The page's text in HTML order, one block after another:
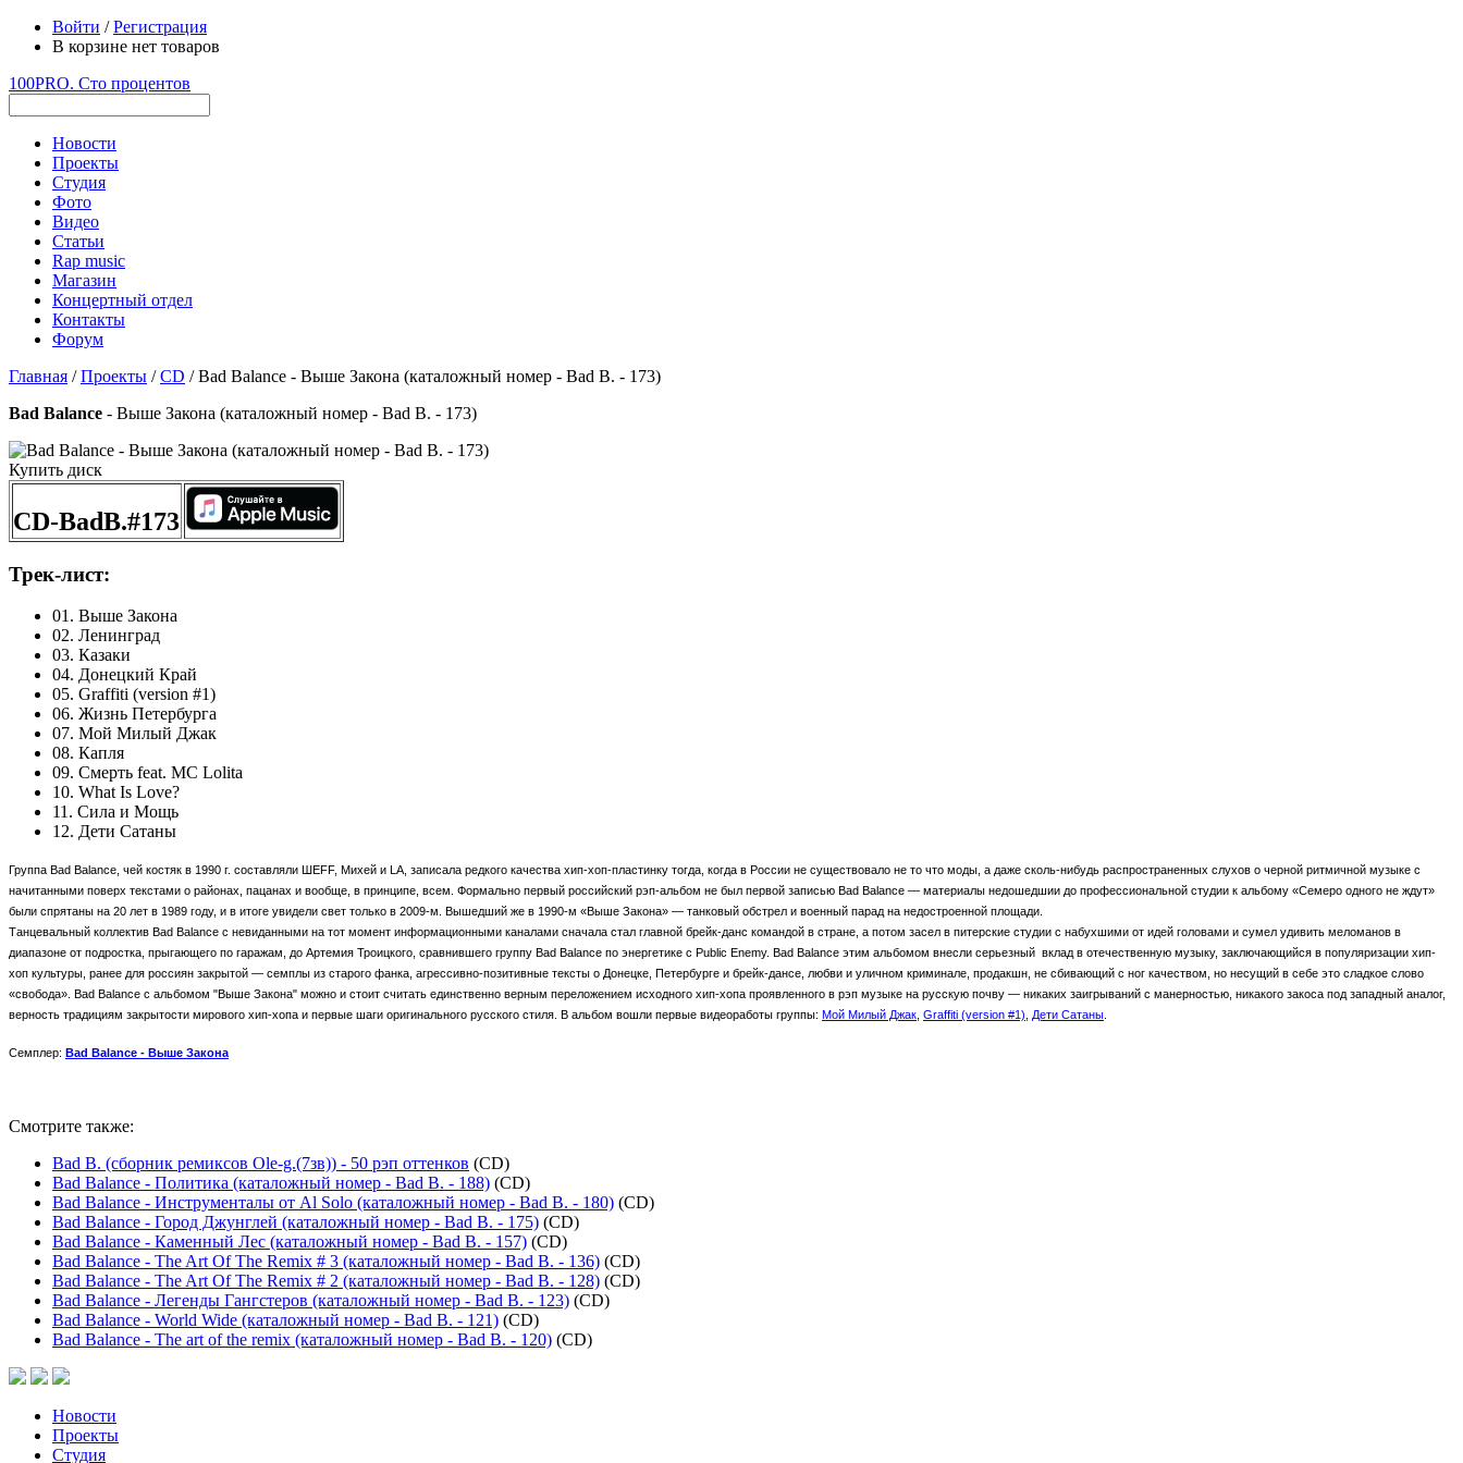
Войти /Регистрация
В корзине нет товаров
100PRO. Сто процентов
Новости
Проекты
Студия
Фото
Видео
Статьи
Rap music
Магазин
Концертный отдел
Контакты
Форум
Главная /Проекты /CD / Bad Balance - Выше Закона (каталожный номер - Bad B. - 173)
Bad Balance - Выше Закона (каталожный номер - Bad B. - 173)
Купить диск
CD-BadB.#173
Трек-лист:
01. Выше Закона
02. Ленинград
03. Казаки
04. Донецкий Край
05. Graffiti (version #1)
06. Жизнь Петербурга
07. Мой Милый Джак
08. Капля
09. Смерть feat. MC Lolita
10. What Is Love?
11. Сила и Мощь
12. Дети Сатаны
Группа Bad Balance, чей костяк в 1990 г. составляли ШЕFF, Михей и LA, записала редкого качества хип-хоп-пластинку тогда, когда в России не существовало не то что моды, а даже сколь-нибудь распространенных слухов о черной ритмичной музыке с
начитанными поверх текстами о районах, пацанах и вообще, в принципе, всем. Формально первый российский рэп-альбом не был первой записью Bad Balance — материалы недошедшии до профессиональной студии к альбому «Семеро одного не ждут»
были спрятаны на 20 лет в 1989 году, и в итоге увидели свет только в 2009-м. Вышедший же в 1990-м «Выше Закона» — танковый обстрел и военный парад на недостроенной площади.
Танцевальный коллектив Bad Balance с невиданными на тот момент информационными каналами сначала стал главной брейк-данс командой в стране, а потом засел в питерские студии с набухшими от идей головами и сумел удивить меломанов в
диапазоне от подростка, прыгающего по гаражам, до Артемия Троицкого, сравнившего группу Bad Balance по энергетике с Public Enemy. Bad Balance этим альбомом внесли серьезный вклад в отечественную музыку, заключающийся в популяризации хип-
хоп культуры, ранее для россиян закрытой — семплы из старого фанка, агрессивно-позитивные тексты о Донецке, Петербурге и брейк-дансе, любви и уличном криминале, продакшн, не сбивающий с ног качеством, но несущий в себе это сладкое слово
«свобода». Bad Balance с альбомом "Выше Закона" можно и стоит считать единственно верным переложением исходного хип-хопа проявленного в рэп музыке на русскую почву — никаких заигрываний с манерностью, никакого закоса под западный аналог,
верность традициям закрытости мирового хип-хопа и первые шаги оригинального русского стиля. В альбом вошли первые видеоработы группы: Мой Милый Джак, Graffiti (version #1), Дети Сатаны.
Семплер: Bad Balance - Выше Закона
Смотрите также:
Bad B. (сборник ремиксов Ole-g.(7зв)) - 50 рэп оттенков (CD)
Bad Balance - Политика (каталожный номер - Bad B. - 188) (CD)
Bad Balance - Инструменталы от Al Solo (каталожный номер - Bad B. - 180) (CD)
Bad Balance - Город Джунглей (каталожный номер - Bad B. - 175) (CD)
Bad Balance - Каменный Лес (каталожный номер - Bad B. - 157) (CD)
Bad Balance - The Art Of The Remix # 3 (каталожный номер - Bad B. - 136) (CD)
Bad Balance - The Art Of The Remix # 2 (каталожный номер - Bad B. - 128) (CD)
Bad Balance - Легенды Гангстеров (каталожный номер - Bad B. - 123) (CD)
Bad Balance - World Wide (каталожный номер - Bad B. - 121) (CD)
Bad Balance - The art of the remix (каталожный номер - Bad B. - 120) (CD)
Новости
Проекты
Студия